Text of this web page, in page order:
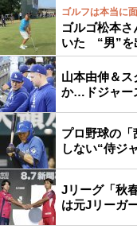
ゴルフは本当に
ゴルゴ松本
いた “男”を
山本由伸＆
か…ドジャー
プロ野球の
しない“侍ジ
Jリーグ「秋
は元Jリーガ